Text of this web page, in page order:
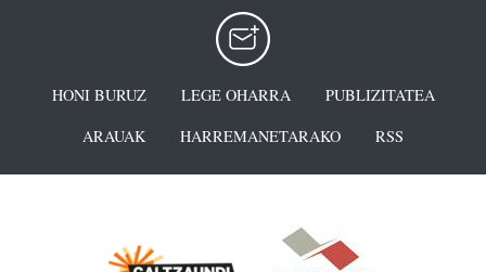
HONI BURUZ LEGE OHARRA
PUBLIZITATEA
ARAUAK
HARREMANETARAKO RSS